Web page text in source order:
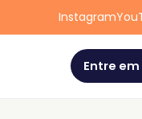
Instagram
Entre